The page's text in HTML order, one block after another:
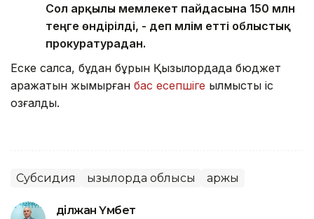
Сол арқылы мемлекет пайдасына 150 млн
теңге өндірілді, - деп мәлім етті облыстық
прокуратурадан.
Еске салсақ, бұдан бұрын Қызылордада бюджет
қаражатын жымқырған бас есепшіге қылмыстық іс
қозғалды.
Субсидия Қызылорда облысы Қаржы
Әділжан Үмбет